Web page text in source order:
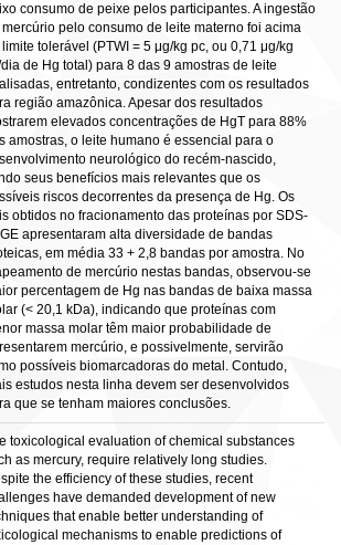
consumo de peixe pelos participantes. A ingestão
pelo consumo de leite materno foi acima
tolerável (PTWI = 5 μg/kg pc, ou 0,71 μg/kg
de Hg total) para 8 das 9 amostras de leite
entretanto, condizentes com os resultados
região amazônica. Apesar dos resultados
elevados concentrações de HgT para 88%
amostras, o leite humano é essencial para o
neurológico do recém-nascido,
seus benefícios mais relevantes que os
riscos decorrentes da presença de Hg. Os
obtidos no fracionamento das proteínas por SDS-
apresentaram alta diversidade de bandas
em média 33 + 2,8 bandas por amostra. No
de mercúrio nestas bandas, observou-se
percentagem de Hg nas bandas de baixa massa
(< 20,1 kDa), indicando que proteínas com
massa molar têm maior probabilidade de
mercúrio, e possivelmente, servirão
possíveis biomarcadoras do metal. Contudo,
estudos nesta linha devem ser desenvolvidos
que se tenham maiores conclusões.
toxicological evaluation of chemical substances
as mercury, require relatively long studies.
the efficiency of these studies, recent
have demanded development of new
that enable better understanding of
mechanisms to enable predictions of